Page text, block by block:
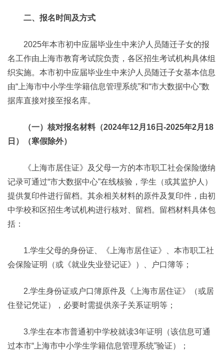
二、报名时间及方式
2025年本市初中应届毕业生中来沪人员随迁子女的报
名工作由上海市教育考试院负责，各区招生考试机构具体组
织实施。本市初中应届毕业生中来沪人员随迁子女基本信息
由“上海市中小学生学籍信息管理系统”和“市大数据中心”数
据库直接对接至报名库。
（一）核对报名材料（2024年12月16日-2025年2月18
日）（寒假除外）
《上海市居住证》及父母一方的本市职工社会保险缴纳
记录可通过“市大数据中心”在线核验，学生（或其监护人）
提供复印件进行留档。其余相关材料的原件及复印件，由初
中学校和区招生考试机构进行核对、留档。留档材料具体包
括：
1.学生父母的身份证、《上海市居住证》、本市职工社
会保险证明（或《就业失业登记证》）、户口簿等；
2.学生身份证或户口簿原件及《上海市居住证》（或居
住登记凭证），必要时需提供亲子关系证明等；
3.学生在本市普通初中学校就读3年证明（该信息可通
过本市“上海市中小学生学籍信息管理系统”验证）；